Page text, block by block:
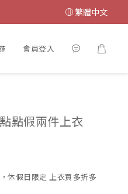
繁體中文
會員登入
點假兩件上衣
休假日限定 上衣買多折多